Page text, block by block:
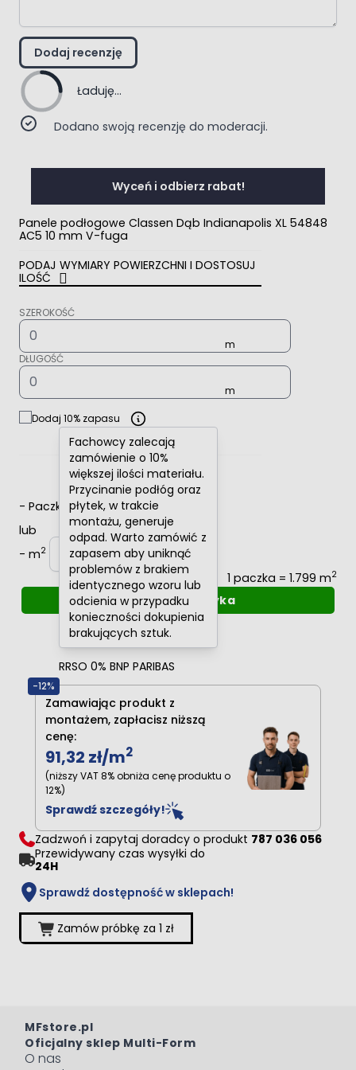
Dodaj recenzję
Ładuję...
Dodano swoją recenzję do moderacji.
Wyceń i odbierz rabat!
Panele podłogowe Classen Dąb Indianapolis XL 54848
AC5 10 mm V-fuga
PODAJ WYMIARY POWIERZCHNI I DOSTOSUJ
ILOŚĆ
SZEROKOŚĆ
DŁUGOŚĆ
Dodaj 10% zapasu
Fachowcy zalecają
zamówienie o 10%
większej ilości materiału.
Przycinanie podłóg oraz
płytek, w trakcie
montażu, generuje
odpad. Warto zamówić z
zapasem aby uniknąć
problemów z brakiem
identycznego wzoru lub
odcienia w przypadku
konieczności dokupienia
brakujących sztuk.
- Paczki
+
lub
- m2
+
1 paczka = 1.799 m2
Dodaj do koszyka
Oblicz raty0%
RRSO 0% BNP PARIBAS
-12%
Zamawiając produkt z
montażem, zapłacisz niższą
cenę:
91,32 zł/m2
(niższy VAT 8% obniża cenę produktu o
12%)
Sprawdź szczegóły!
Zadzwoń i zapytaj doradcy o produkt 787 036 056
Przewidywany czas wysyłki do
24H
Sprawdź dostępność w sklepach!
Zamów próbkę za 1 zł
MFstore.pl
Oficjalny sklep Multi-Form
O nas